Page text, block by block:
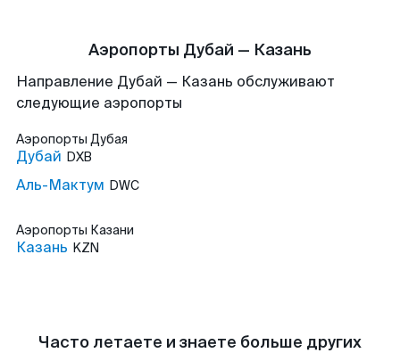
Аэропорты Дубай — Казань
Направление Дубай — Казань обслуживают
следующие аэропорты
Аэропорты Дубая
Дубай DXB
Аль-Мактум DWC
Аэропорты Казани
Казань KZN
Часто летаете и знаете больше других